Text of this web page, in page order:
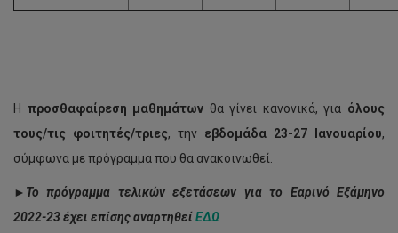
Η προσθαφαίρεση μαθημάτων θα γίνει κανονικά, για όλους
τους/τις φοιτητές/τριες, την εβδομάδα 23-27 Ιανουαρίου,
σύμφωνα με πρόγραμμα που θα ανακοινωθεί.
► Το πρόγραμμα τελικών εξετάσεων για το Εαρινό Εξάμηνο
2022-23 έχει επίσης αναρτηθείΕΔΩ